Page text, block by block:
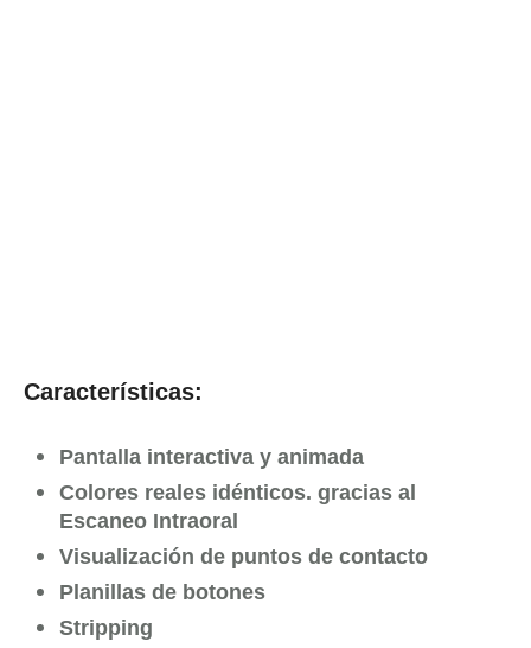
Características:
Pantalla interactiva y animada
Colores reales idénticos. gracias al
Escaneo Intraoral
Visualización de puntos de contacto
Planillas de botones
Stripping